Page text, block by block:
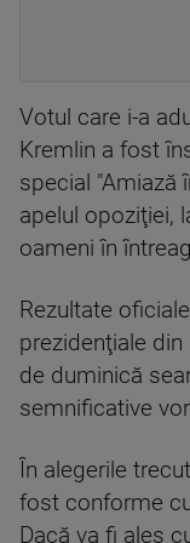
Votul care i-a
Kremlin a fost
special "Amiază
apelul opoziţiei,
oameni în
Rezultate
prezidenţiale
de duminică
semnificative
În alegerile
fost conforme
Dacă va fi ales